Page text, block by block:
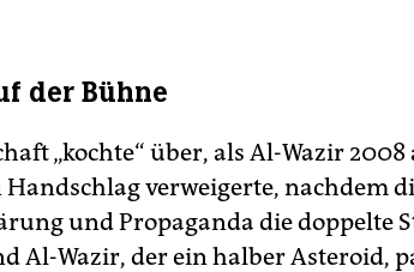
der Bühne
„kochte“ über, als Al-Wazir
Handschlag verweigerte, nachdem
und Propaganda die doppelte
Al-Wazir, der ein halber Asteroid,